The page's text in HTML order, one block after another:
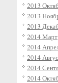
2013
2013
2013
2014 Март
2014
2014
2014
2014